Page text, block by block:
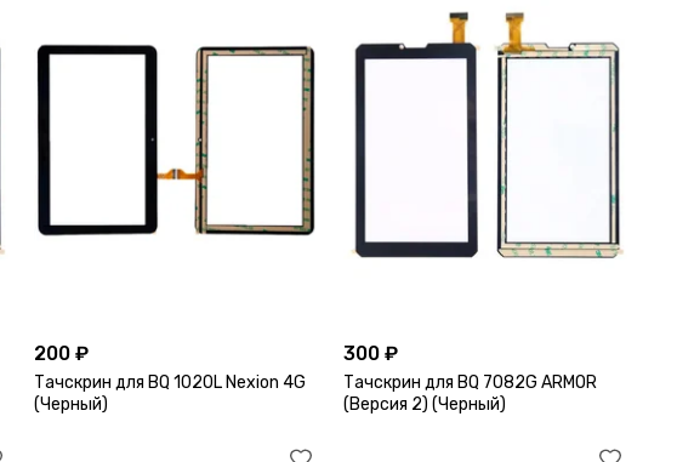
200 ₽
Тачскрин для BQ 1020L Nexion 4G
(Черный)
300 ₽
Тачскрин для BQ 7082G ARMOR
(Версия 2) (Черный)